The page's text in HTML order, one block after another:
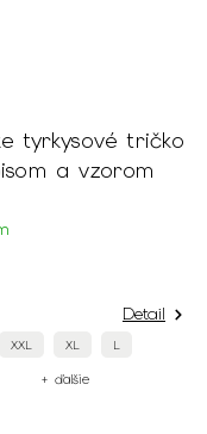
tyrkysové tričko
a vzorom
Detail
XXL XL L
+ ďalšie